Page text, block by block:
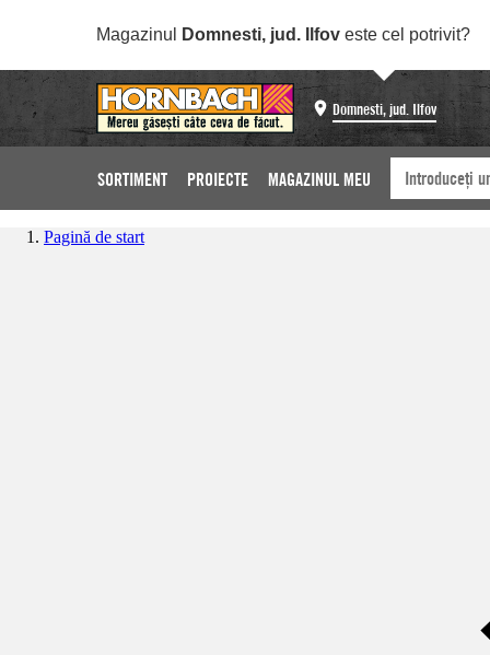
Magazinul Domnesti, jud. Ilfov este cel potrivit?
Domnesti, jud. Ilfov
SORTIMENT PROIECTE MAGAZINUL MEU
Pagină de start